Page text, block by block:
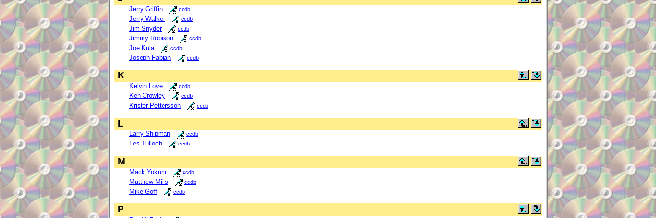
Jerry Griffin ccdb
Jerry Walker ccdb
Jim Snyder ccdb
Jimmy Robison ccdb
Joe Kula ccdb
Joseph Fabian ccdb
K
Kelvin Love ccdb
Ken Crowley ccdb
Krister Pettersson ccdb
L
Larry Shipman ccdb
Les Tulloch ccdb
M
Mack Yokum ccdb
Matthew Mills ccdb
Mike Goff ccdb
P